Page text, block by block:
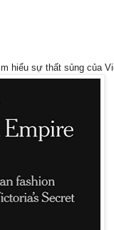
hiểu sự thất sủng của